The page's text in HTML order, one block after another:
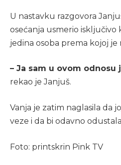
U nastavku razgovora
osećanja usmerio isključivo
jedina osoba prema kojoj je
– Ja sam u ovom
rekao je Janjuš.
Vanja je zatim naglasila da
veze i da bi odavno
Foto: printskrin Pink TV